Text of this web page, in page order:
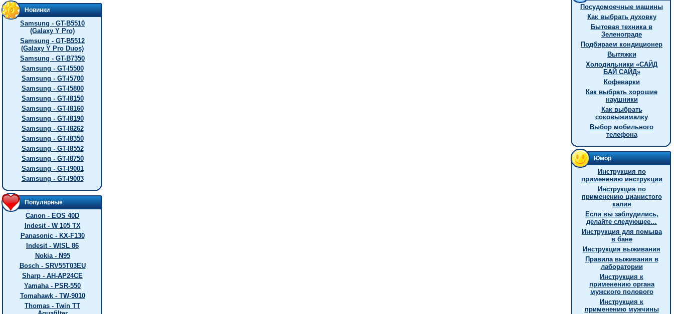
Новинки
Samsung - GT-B5510
(Galaxy Y Pro)
Samsung - GT-B5512
(Galaxy Y Pro Duos)
Samsung - GT-B7350
Samsung - GT-I5500
Samsung - GT-I5700
Samsung - GT-I5800
Samsung - GT-I8150
Samsung - GT-I8160
Samsung - GT-I8190
Samsung - GT-I8262
Samsung - GT-I8350
Samsung - GT-I8552
Samsung - GT-I8750
Samsung - GT-I9001
Samsung - GT-I9003
Популярные
Canon - EOS 40D
Indesit - W 105 TX
Panasonic - KX-F130
Indesit - WISL 86
Nokia - N95
Bosch - SRV55T03EU
Sharp - AH-AP24CE
Yamaha - PSR-550
Tomahawk - TW-9010
Thomas - Twin TT
Посудомоечные машины
Как выбрать духовку
Бытовая техника в
Зеленограде
Подбираем кондиционер
Вытяжки
Холодильники «САЙД
БАЙ САЙД»
Кофеварки
Как выбрать хорошие
наушники
Как выбрать
соковыжималку
Выбор мобильного
телефона
Юмор
Инструкция по
применению инструкции
Инстpукция по
пpименению цианистого
калия
Если вы заблудились,
делайте следующее…
Инструкция для помыва
в бане
Инструкция выживания
Правила выживания в
лаборатории
Инструкция к
применению органа
мужского полового
Инструкция к
применению мужчины